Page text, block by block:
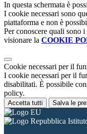
In questa schermata è
I cookie necessari sono
piattaforma e non è
Per conoscere quali sono
visionare la COOKIE
Cookie necessari per il
I cookie necessari per il
disabilitati. È possibile
policy.
Accetta tutti Salva le